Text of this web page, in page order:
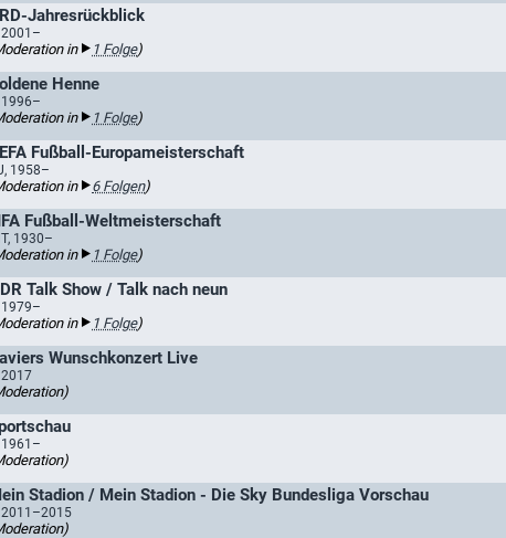
Jahresrückblick
2001–
in 1 Folge)
Henne
1996–
in 1 Folge)
Fußball-Europameisterschaft
1958–
in 6 Folgen)
Fußball-Weltmeisterschaft
1930–
in 1 Folge)
Talk Show / Talk nach neun
1979–
in 1 Folge)
Wunschkonzert Live
2017
1961–
Stadion / Mein Stadion - Die Sky Bundesliga Vorschau
2011–2015